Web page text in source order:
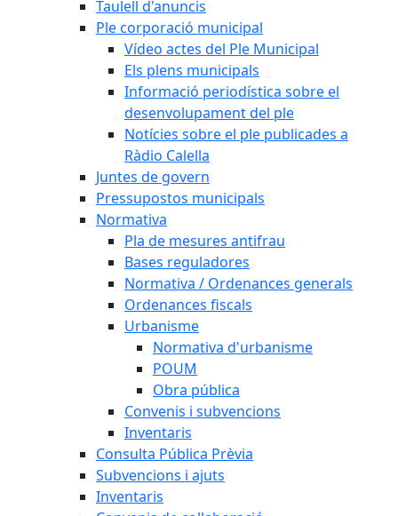
Taulell d'anuncis
Ple corporació municipal
Vídeo actes del Ple Municipal
Els plens municipals
Informació periodística sobre el
desenvolupament del ple
Notícies sobre el ple publicades a
Ràdio Calella
Juntes de govern
Pressupostos municipals
Normativa
Pla de mesures antifrau
Bases reguladores
Normativa / Ordenances generals
Ordenances fiscals
Urbanisme
Normativa d'urbanisme
POUM
Obra pública
Convenis i subvencions
Inventaris
Consulta Pública Prèvia
Subvencions i ajuts
Inventaris